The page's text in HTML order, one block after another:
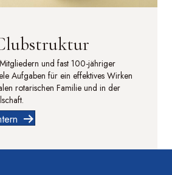
und fast 100-jähriger
Aufgaben für ein effektives Wirken
rotarischen Familie und in der